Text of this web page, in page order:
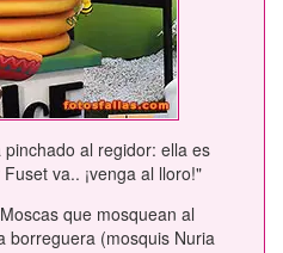
al regidor: ella es
va.. ¡venga al lloro!"
que mosquean al
borreguera (mosquis Nuria